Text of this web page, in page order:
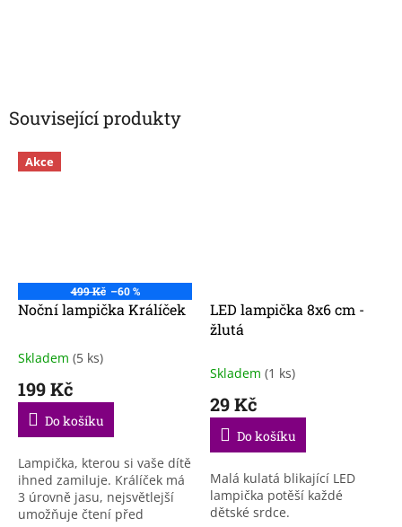
Související produkty
Akce
499 Kč –60 %
Noční lampička Králíček
Průměrné
produktu
4,7
5
hvězdiček.
Skladem (5 ks)
199 Kč
Do košíku
Lampička, kterou si vaše dítě
ihned zamiluje. Králíček má
3 úrovně jasu, nejsvětlejší
umožňuje čtení před
LED lampička 8x6 cm -
žlutá
Skladem (1 ks)
29 Kč
Do košíku
Malá kulatá blikající LED
lampička potěší každé
dětské srdce.